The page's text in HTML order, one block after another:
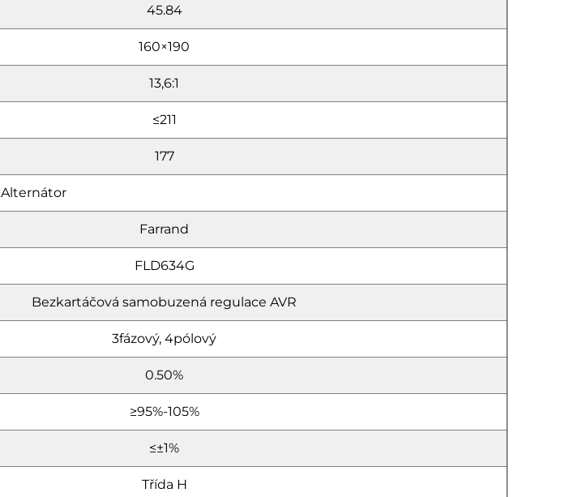
45.84
160×190
13,6:1
≤211
177
Alternátor
Farrand
FLD634G
Bezkartáčová samobuzená regulace AVR
3fázový, 4pólový
0.50%
≥95%-105%
≤±1%
Třída H